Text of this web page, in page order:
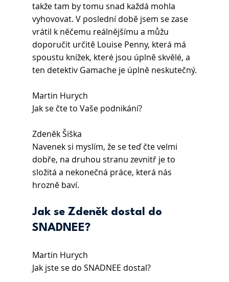
takže tam by tomu snad každá mohla
vyhovovat. V poslední době jsem se zase
vrátil k něčemu reálnějšímu a můžu
doporučit určitě Louise Penny, která má
spoustu knížek, které jsou úplně skvělé, a
ten detektiv Gamache je úplně neskutečný.
Martin Hurych
Jak se čte to Vaše podnikání?
Zdeněk Šiška
Navenek si myslím, že se teď čte velmi
dobře, na druhou stranu zevnitř je to
složitá a nekonečná práce, která nás
hrozně baví.
Jak se Zdeněk dostal do
SNADNEE?
Martin Hurych
Jak jste se do SNADNEE dostal?